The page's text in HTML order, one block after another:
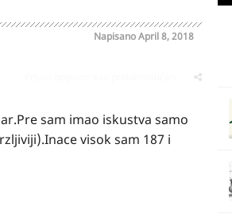
NapisanoApril 8, 2018
sam imao iskustva samo
visok sam 187 i